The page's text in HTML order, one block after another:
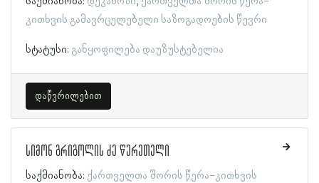
კითხვის გამავრცელებელი საზოგადოების წევრი
სტატუსი: განყოფილება დაუზუსტებელია
დაწვრილებით
სიმონ გრიგოლის ძე წერეთელი
საქმიანობა: ქართველთა შორის წერა-კითხვის